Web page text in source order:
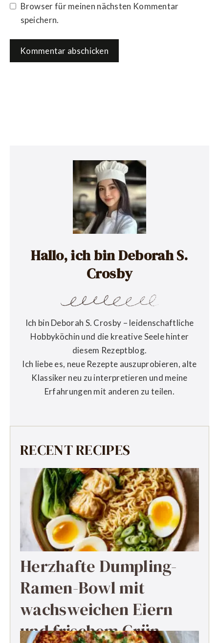
Browser für meinen nächsten Kommentar
speichern.
Hallo, ich bin Deborah S.
Crosby
Ich bin Deborah S. Crosby – leidenschaftliche
Hobbyköchin und die kreative Seele hinter
diesem Rezeptblog.
Ich liebe es, neue Rezepte auszuprobieren, alte
Klassiker neu zu interpretieren und meine
Erfahrungen mit anderen zu teilen.
RECENT RECIPES
Herzhafte Dumpling-
Ramen-Bowl mit
wachsweichen Eiern
und frischem Grün